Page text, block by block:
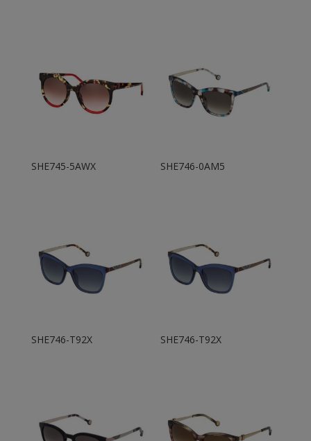
SHE745-5AWX SHE746-0AM5
SHE746-T92X SHE746-T92X